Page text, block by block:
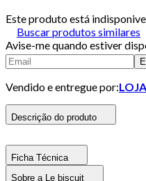
Este produto está
Buscar produtos similares
Avise-me quando estiver
Vendido e entregue por:
Descrição do produto
Ficha Técnica
Sobre a Le biscuit